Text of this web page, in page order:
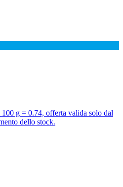
100 g = 0.74, offerta valida solo dal
dello stock.